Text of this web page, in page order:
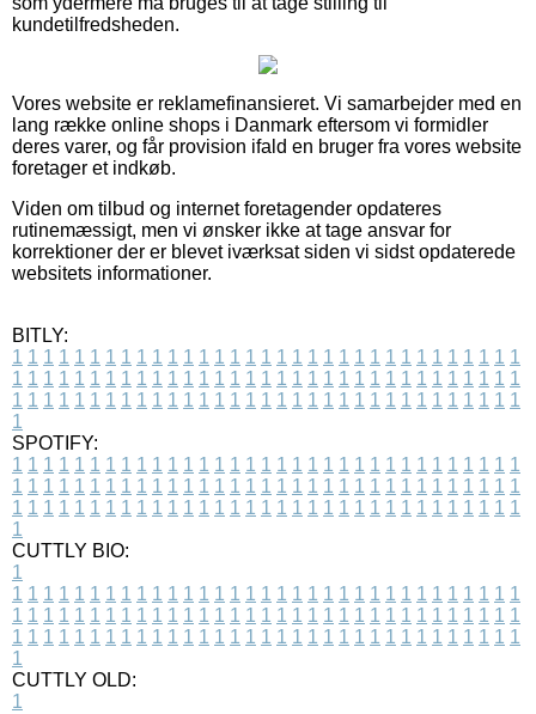
kundetilfredsheden.
Vores website er reklamefinansieret. Vi samarbejder med en
lang række online shops i Danmark eftersom vi formidler
deres varer, og får provision ifald en bruger fra vores website
foretager et indkøb.
Viden om tilbud og internet foretagender opdateres
rutinemæssigt, men vi ønsker ikke at tage ansvar for
korrektioner der er blevet iværksat siden vi sidst opdaterede
websitets informationer.
BITLY:
1 1 1 1 1 1 1 1 1 1 1 1 1 1 1 1 1 1 1 1 1 1 1 1 1 1 1 1 1 1 1 1 1
1 1 1 1 1 1 1 1 1 1 1 1 1 1 1 1 1 1 1 1 1 1 1 1 1 1 1 1 1 1 1 1 1
1 1 1 1 1 1 1 1 1 1 1 1 1 1 1 1 1 1 1 1 1 1 1 1 1 1 1 1 1 1 1 1 1
1
SPOTIFY:
1 1 1 1 1 1 1 1 1 1 1 1 1 1 1 1 1 1 1 1 1 1 1 1 1 1 1 1 1 1 1 1 1
1 1 1 1 1 1 1 1 1 1 1 1 1 1 1 1 1 1 1 1 1 1 1 1 1 1 1 1 1 1 1 1 1
1 1 1 1 1 1 1 1 1 1 1 1 1 1 1 1 1 1 1 1 1 1 1 1 1 1 1 1 1 1 1 1 1
1
CUTTLY BIO:
1
1 1 1 1 1 1 1 1 1 1 1 1 1 1 1 1 1 1 1 1 1 1 1 1 1 1 1 1 1 1 1 1 1
1 1 1 1 1 1 1 1 1 1 1 1 1 1 1 1 1 1 1 1 1 1 1 1 1 1 1 1 1 1 1 1 1
1 1 1 1 1 1 1 1 1 1 1 1 1 1 1 1 1 1 1 1 1 1 1 1 1 1 1 1 1 1 1 1 1
1
CUTTLY OLD:
1